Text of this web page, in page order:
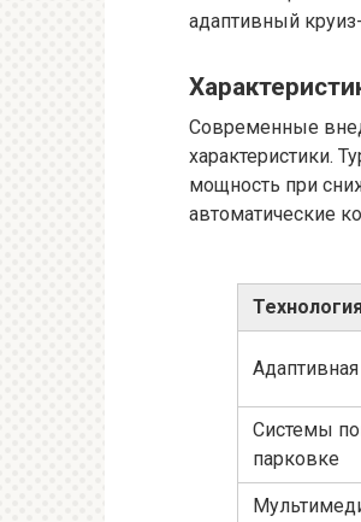
адаптивный
Современные
характеристики.
мощность при
автоматические
Системы
парковке